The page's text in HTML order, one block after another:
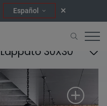
Español
30X30